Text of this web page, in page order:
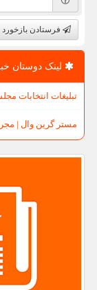
فرستادن بازخورد
لینک دوستان
تبلیغات انتخابات
مستر گرین وال |